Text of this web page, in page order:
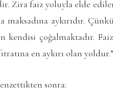
Zira faiz yoluyla elde
aykırıdır.
çoğalmaktadır.
en aykırı olan yoldur.”
sonra: